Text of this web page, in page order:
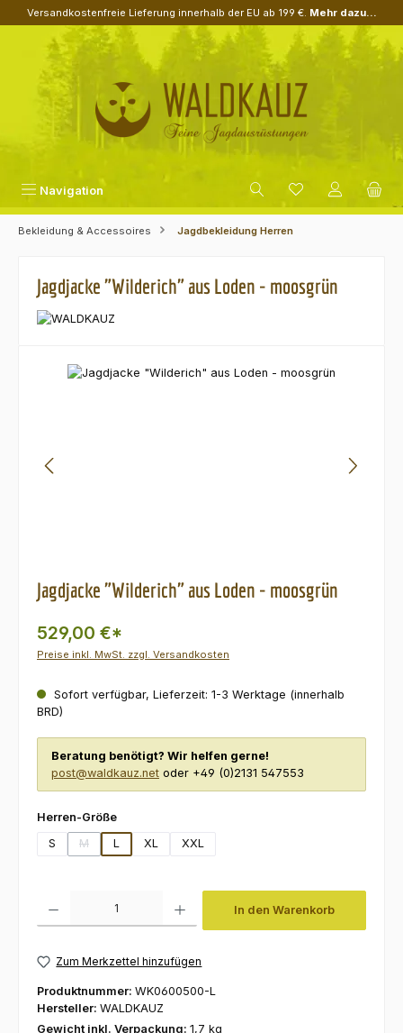
Zum Hauptinhalt springen
Versandkostenfreie Lieferung innerhalb der EU ab 199 €. Mehr dazu...
Navigation
Bekleidung & Accessoires Jagdbekleidung Herren
Jagdjacke "Wilderich" aus Loden - moosgrün
Bildergalerie überspringen
Jagdjacke "Wilderich" aus Loden - moosgrün
529,00 €*
Preise inkl. MwSt. zzgl. Versandkosten
Sofort verfügbar, Lieferzeit: 1-3 Werktage (innerhalb
BRD)
Beratung benötigt? Wir helfen gerne!
post@waldkauz.net oder +49 (0)2131 547553
Herren-Größeauswählen
S
M
(Diese Option ist zurzeit nicht verfügbar.)
L XL XXL
In den Warenkorb
Zum Merkzettel hinzufügen
Produktnummer: WK0600500-L
Hersteller: WALDKAUZ
Gewicht inkl. Verpackung: 1,7 kg